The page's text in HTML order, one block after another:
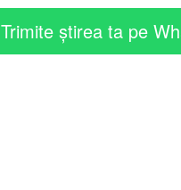
Trimite știrea ta pe